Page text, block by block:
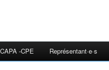
-CPE Représentant·e·s